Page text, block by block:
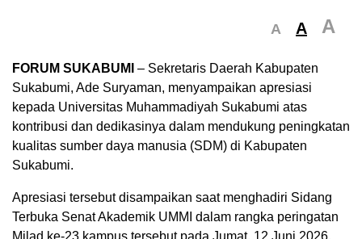
A A A
FORUM SUKABUMI – Sekretaris Daerah Kabupaten
Sukabumi, Ade Suryaman, menyampaikan apresiasi
kepada Universitas Muhammadiyah Sukabumi atas
kontribusi dan dedikasinya dalam mendukung peningkatan
kualitas sumber daya manusia (SDM) di Kabupaten
Sukabumi.
Apresiasi tersebut disampaikan saat menghadiri Sidang
Terbuka Senat Akademik UMMI dalam rangka peringatan
Milad ke-23 kampus tersebut pada Jumat, 12 Juni 2026.